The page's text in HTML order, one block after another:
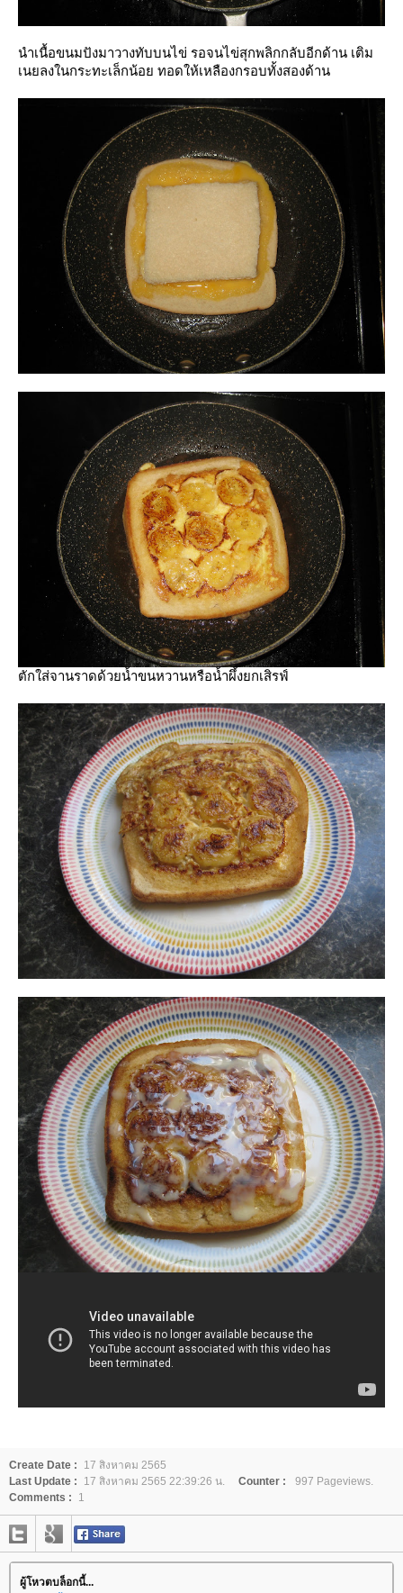
นำเนื้อขนมปังมาวางทับบนไข่ รอจนไข่สุกพลิกกลับอีกด้าน เติม
เนยลงในกระทะเล็กน้อย ทอดให้เหลืองกรอบทั้งสองด้าน
ตักใส่จานราดด้วยน้ำขนหวานหรือน้ำผึ้งยกเสิรฟ์
Create Date :
17 สิงหาคม 2565
Last Update :
17 สิงหาคม 2565 22:39:26 น. Counter :
997 Pageviews.
Comments :
1
ผู้โหวตบล็อกนี้...